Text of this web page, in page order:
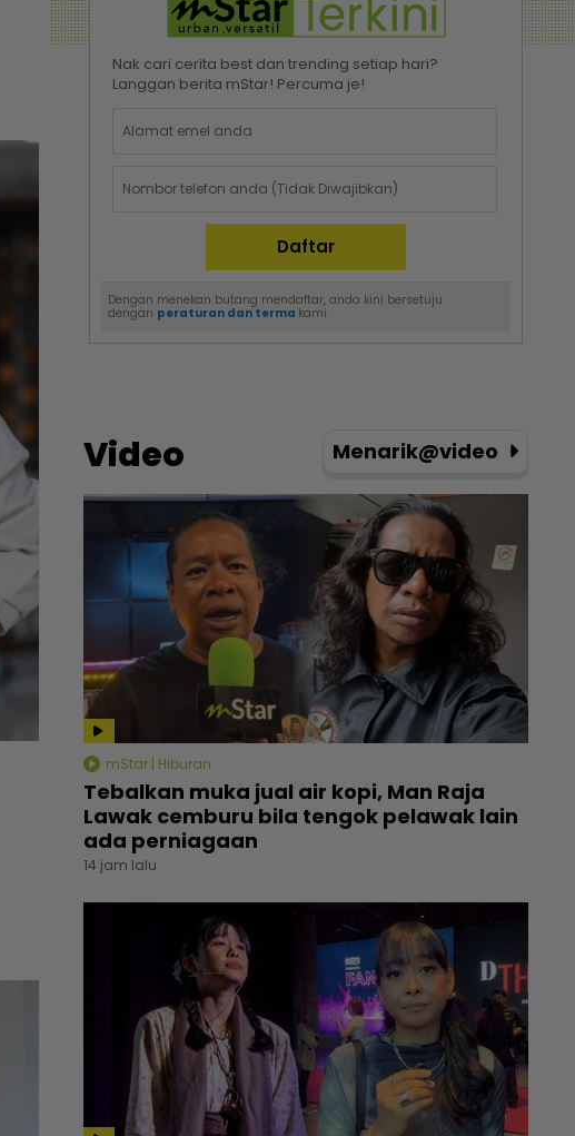
Nak cari cerita best dan trending setiap hari?
Langgan berita mStar! Percuma je!
Dengan menekan butang mendaftar, anda kini bersetuju
dengan peraturan dan terma kami.
Video Menarik@video
mStar | Hiburan
Tebalkan muka jual air kopi, Man Raja
Lawak cemburu bila tengok pelawak lain
ada perniagaan
14 jam lalu